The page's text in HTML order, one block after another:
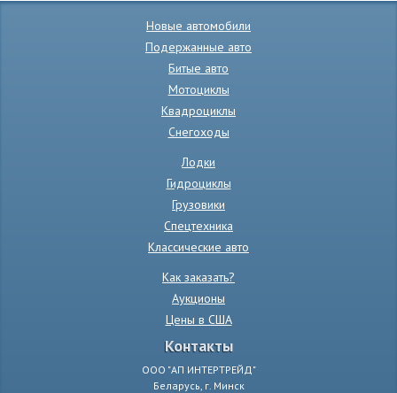
Новые автомобили
Подержанные авто
Битые авто
Мотоциклы
Квадроциклы
Снегоходы
Лодки
Гидроциклы
Грузовики
Спецтехника
Классические авто
Как заказать?
Аукционы
Цены в США
Контакты
ООО "АП ИНТЕРТРЕЙД"
Беларусь, г. Минск